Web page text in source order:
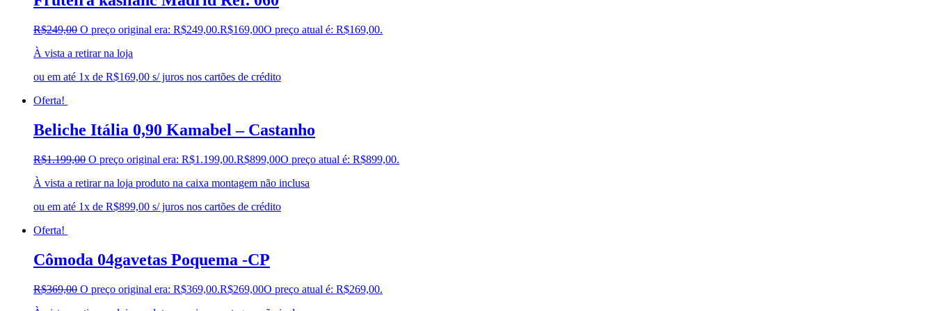
R$249,00 O preço original era: R$249,00.R$169,00O preço atual é: R$169,00.
À vista a retirar na loja
ou em até 1x de R$169,00 s/ juros nos cartões de crédito
Oferta!
Beliche Itália 0,90 Kamabel – Castanho
R$1.199,00 O preço original era: R$1.199,00.R$899,00O preço atual é: R$899,00.
À vista a retirar na loja produto na caixa montagem não inclusa
ou em até 1x de R$899,00 s/ juros nos cartões de crédito
Oferta!
Cômoda 04gavetas Poquema -CP
R$369,00 O preço original era: R$369,00.R$269,00O preço atual é: R$269,00.